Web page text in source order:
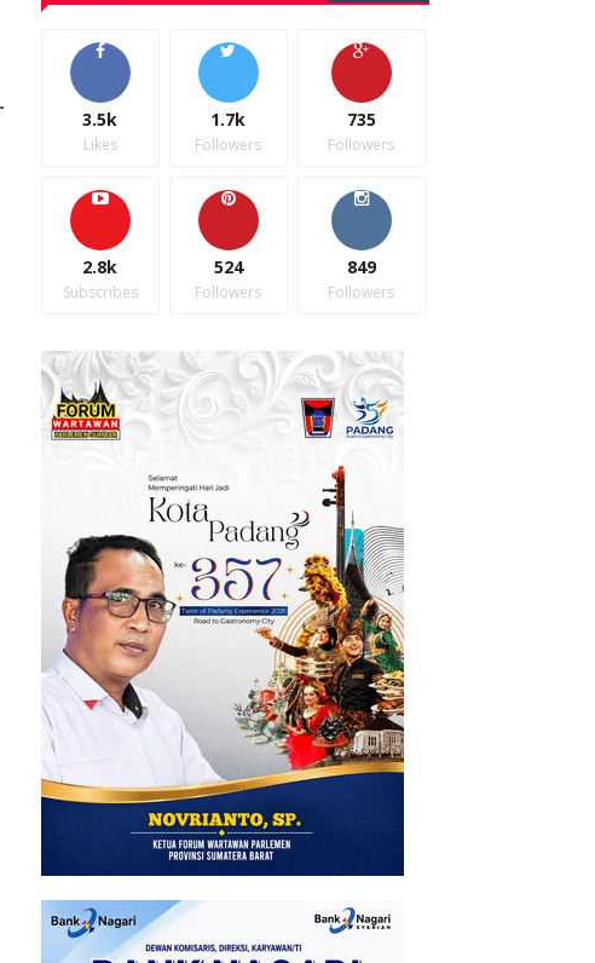
3.5k
Likes
1.7k
Followers
735
Followers
2.8k
Subscribes
524
Followers
849
Followers